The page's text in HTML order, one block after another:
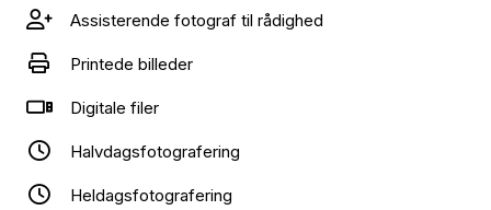
men stemningen, blikkene og detaljerne, der gør den
afspejler personlighed og tilstedeværelse. Til både
private og professionelle formål.
Book din tid direkte via siden – eller send en besked,
Assisterende fotograf til rådighed
Printede billeder
Digitale filer
Halvdagsfotografering
Heldagsfotografering